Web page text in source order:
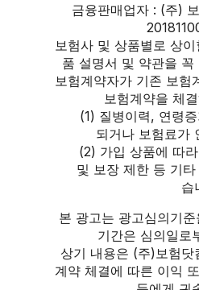
금융판매업자 : (주)
보험사 및 상품별로 상
품 설명서 및 약관을
보험계약자가 기존 보험
보험계약을 체
(1) 질병이력, 연령
되거나 보험료가
(2) 가입 상품에 따
및 보장 제한 등 기
습
본 광고는 광고심의기
기간은 심의일로
상기 내용은 (주)보험
계약 체결에 따른 이익